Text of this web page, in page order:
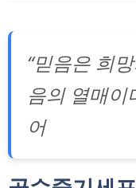
“믿음은 희
음의 열매이
어